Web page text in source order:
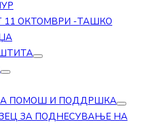
11 ОКТОМВРИ -ТАШКО
ПОМОШ И ПОДДРШКА
ЗА ПОДНЕСУВАЊЕ НА